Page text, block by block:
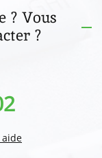
? Vous
?